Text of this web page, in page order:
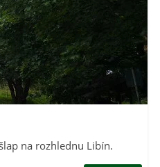
na rozhlednu Libín.